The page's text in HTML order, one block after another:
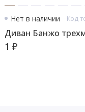
Нет в наличии Код
Диван Банжо
1 ₽